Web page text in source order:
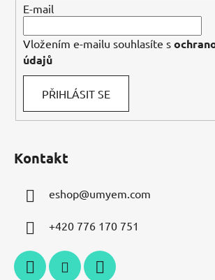
E-mail
Vložením e-mailu souhlasíte s
údajů
PŘIHLÁSIT SE
Kontakt
eshop@umyem.com
+420 776 170 751